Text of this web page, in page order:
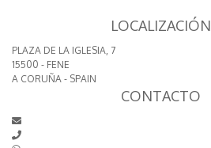
LOCALIZACIÓN
PLAZA DE LA IGLESIA, 7
15500 - FENE
A CORUÑA - SPAIN
CONTACTO